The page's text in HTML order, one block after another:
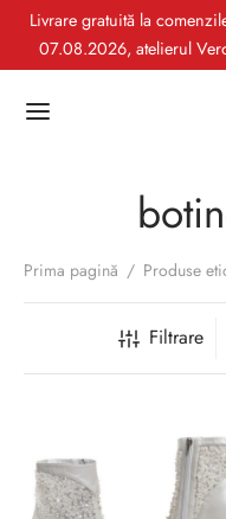
Livrare gratuită la
07.08.2026, atelierul
Prima pagină / Produse
Filtrare